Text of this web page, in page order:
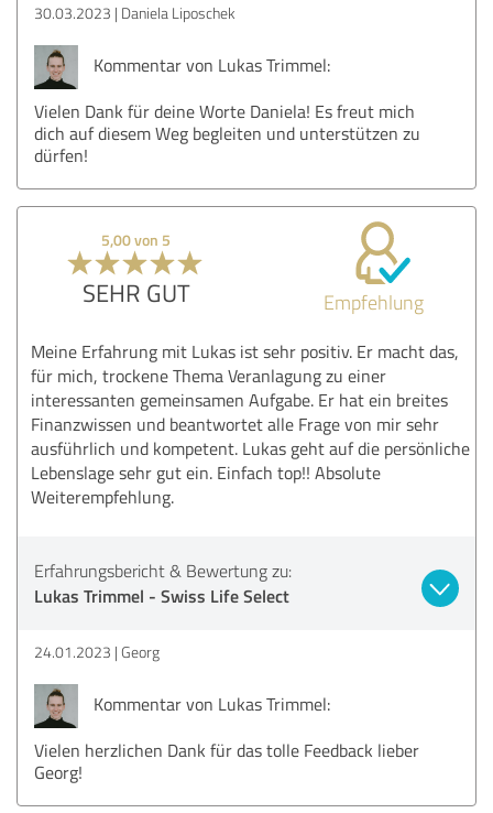
30.03.2023 Daniela Liposchek
Kommentar von Lukas Trimmel:
Vielen Dank für deine Worte Daniela! Es freut mich
dich auf diesem Weg begleiten und unterstützen zu
dürfen!
5,00 von 5
SEHR GUT Empfehlung
Meine Erfahrung mit Lukas ist sehr positiv. Er macht das,
für mich, trockene Thema Veranlagung zu einer
interessanten gemeinsamen Aufgabe. Er hat ein breites
Finanzwissen und beantwortet alle Frage von mir sehr
ausführlich und kompetent. Lukas geht auf die persönliche
Lebenslage sehr gut ein. Einfach top!! Absolute
Weiterempfehlung.
Erfahrungsbericht & Bewertung zu:
Lukas Trimmel - Swiss Life Select
24.01.2023 Georg
Kommentar von Lukas Trimmel:
Vielen herzlichen Dank für das tolle Feedback lieber
Georg!